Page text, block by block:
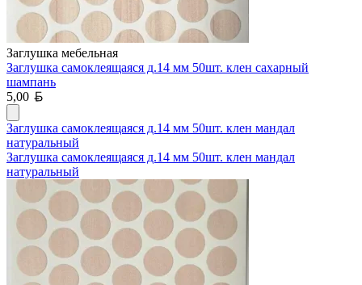
Заглушка мебельная
Заглушка самоклеящаяся д.14 мм 50шт. клен сахарный
шампань
5,00
Заглушка самоклеящаяся д.14 мм 50шт. клен мандал
натуральный
Заглушка самоклеящаяся д.14 мм 50шт. клен мандал
натуральный